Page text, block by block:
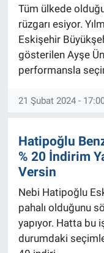
Tüm ülkede
rüzgarı esiyor.
Eskişehir
gösterilen Ayşe
performansla
21 Şubat 2024 -
Hatipoğlu
% 20 İndirim
Versin
Nebi Hatipoğlu
pahalı olduğunu
yapıyor. Hatta bu
durumdaki